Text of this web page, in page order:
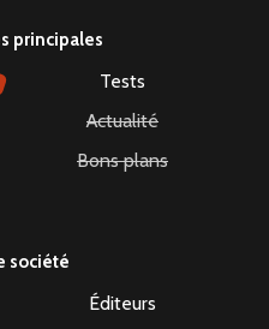
principales
Tests
Actualité
Bons plans
société
Éditeurs